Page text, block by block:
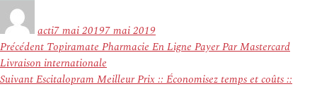
actile
7 mai 20197 mai 2019
Navigation
de
l’article
Précédent Article
précédent :
Topiramate Pharmacie En Ligne Payer Par Mastercard
Livraison internationale
SuivantArticle
Escitalopram Meilleur Prix :: Économisez temps et coûts ::